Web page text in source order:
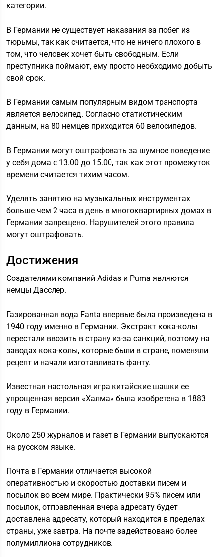
категории.
В Германии не существует наказания за побег из
тюрьмы, так как считается, что не ничего плохого в
том, что человек хочет быть свободным. Если
преступника поймают, ему просто необходимо добыть
свой срок.
В Германии самым популярным видом транспорта
является велосипед. Согласно статистическим
данным, на 80 немцев приходится 60 велосипедов.
В Германии могут оштрафовать за шумное поведение
у себя дома с 13.00 до 15.00, так как этот промежуток
времени считается тихим часом.
Уделять занятию на музыкальных инструментах
больше чем 2 часа в день в многоквартирных домах в
Германии запрещено. Нарушителей этого правила
могут оштрафовать.
Достижения
Создателями компаний Adidas и Puma являются
немцы Дасслер.
Газированная вода Fanta впервые была произведена в
1940 году именно в Германии. Экстракт кока-колы
перестали ввозить в страну из-за санкций, поэтому на
заводах кока-колы, которые были в стране, поменяли
рецепт и начали изготавливать фанту.
Известная настольная игра китайские шашки ее
упрощенная версия «Халма» была изобретена в 1883
году в Германии.
Около 250 журналов и газет в Германии выпускаются
на русском языке.
Почта в Германии отличается высокой
оперативностью и скоростью доставки писем и
посылок во всем мире. Практически 95% писем или
посылок, отправленная вчера адресату будет
доставлена адресату, который находится в пределах
страны, уже завтра. На почте задействовано более
полумиллиона сотрудников.